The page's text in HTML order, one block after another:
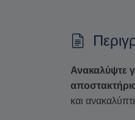
Ανακαλύψτε
και